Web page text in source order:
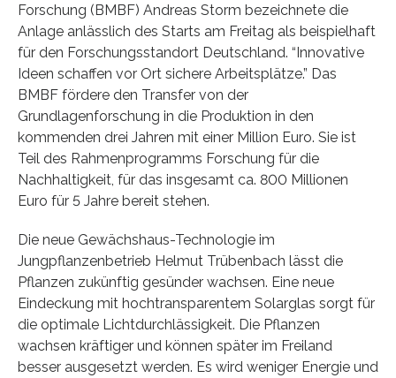
Forschung (BMBF) Andreas Storm bezeichnete die
Anlage anlässlich des Starts am Freitag als beispielhaft
für den Forschungsstandort Deutschland. “Innovative
Ideen schaffen vor Ort sichere Arbeitsplätze.” Das
BMBF fördere den Transfer von der
Grundlagenforschung in die Produktion in den
kommenden drei Jahren mit einer Million Euro. Sie ist
Teil des Rahmenprogramms Forschung für die
Nachhaltigkeit, für das insgesamt ca. 800 Millionen
Euro für 5 Jahre bereit stehen.
Die neue Gewächshaus-Technologie im
Jungpflanzenbetrieb Helmut Trübenbach lässt die
Pflanzen zukünftig gesünder wachsen. Eine neue
Eindeckung mit hochtransparentem Solarglas sorgt für
die optimale Lichtdurchlässigkeit. Die Pflanzen
wachsen kräftiger und können später im Freiland
besser ausgesetzt werden. Es wird weniger Energie und